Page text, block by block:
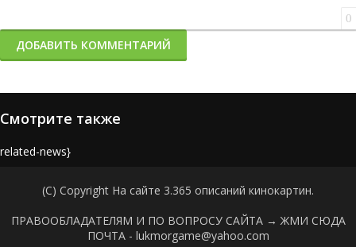
0
ДОБАВИТЬ КОММЕНТАРИЙ
Смотрите также
news}
(C) Copyright На сайте 3.365 описаний кинокартин.
ПРАВООБЛАДАТЕЛЯМ И ПО ВОПРОСУ САЙТА → ЖМИ СЮДА
ПОЧТА - lukmorgame@yahoo.com